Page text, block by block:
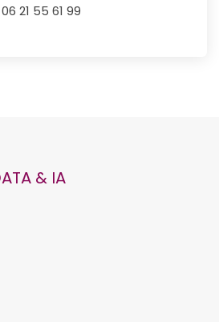
06 21 55 61 99
& IA